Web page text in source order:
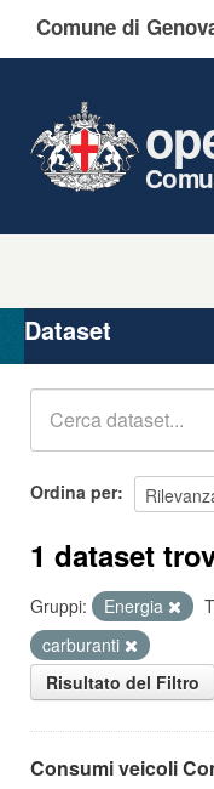
Comune di
Organizzazioni
Gruppi
Dataset
Ordina per
1 dataset
Gruppi: Energia
carburanti
Risultato del Filtro
Consumi veicoli